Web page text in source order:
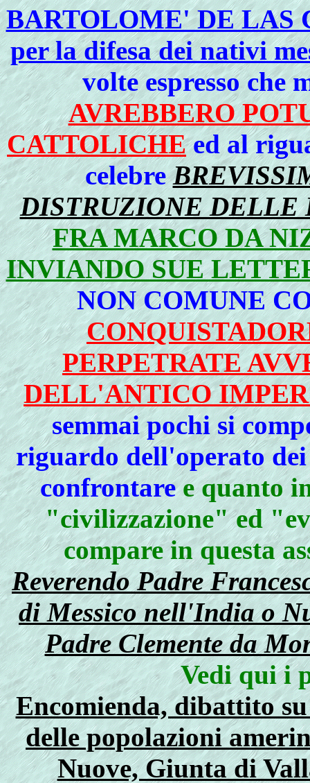
BARTOLOME' DE LAS
per la difesa dei nativi
volte espresso che
AVREBBERO
CATTOLICHEed al
celebre
DISTRUZIONE DELLE
FRA MARCO DA
INVIANDO SUE
NON COMUNE
PERPETRATE
DELL'ANTICO
semmai pochi si
riguardo dell'operato
confrontaree quanto
"civilizzazione" ed
compare in questa
Reverendo Padre
di Messico nell'India o
Padre Clemente da
Vedi qui i
Encomienda, dibattito
delle popolazioni
Nuove, Giunta di